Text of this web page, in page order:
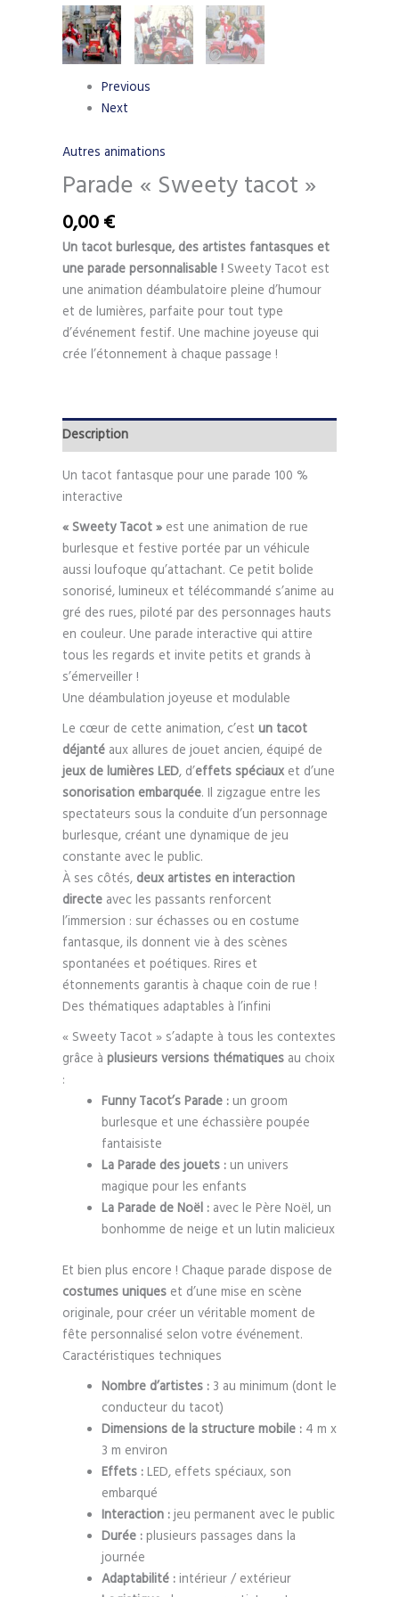
Previous
Next
Autres animations
Parade « Sweety tacot »
0,00 €
Un tacot burlesque, des artistes fantasques et
une parade personnalisable ! Sweety Tacot est
une animation déambulatoire pleine d’humour
et de lumières, parfaite pour tout type
d’événement festif. Une machine joyeuse qui
crée l’étonnement à chaque passage !
Description
Un tacot fantasque pour une parade 100 %
interactive
« Sweety Tacot » est une animation de rue
burlesque et festive portée par un véhicule
aussi loufoque qu’attachant. Ce petit bolide
sonorisé, lumineux et télécommandé s’anime au
gré des rues, piloté par des personnages hauts
en couleur. Une parade interactive qui attire
tous les regards et invite petits et grands à
s’émerveiller !
Une déambulation joyeuse et modulable
Le cœur de cette animation, c’est un tacot
déjanté aux allures de jouet ancien, équipé de
jeux de lumières LED, d’effets spéciaux et d’une
sonorisation embarquée. Il zigzague entre les
spectateurs sous la conduite d’un personnage
burlesque, créant une dynamique de jeu
constante avec le public.
À ses côtés, deux artistes en interaction
directe avec les passants renforcent
l’immersion : sur échasses ou en costume
fantasque, ils donnent vie à des scènes
spontanées et poétiques. Rires et
étonnements garantis à chaque coin de rue !
Des thématiques adaptables à l’infini
« Sweety Tacot » s’adapte à tous les contextes
grâce à plusieurs versions thématiques au choix
:
Funny Tacot’s Parade :un groom
burlesque et une échassière poupée
fantaisiste
La Parade des jouets :un univers
magique pour les enfants
La Parade de Noël :avec le Père Noël, un
bonhomme de neige et un lutin malicieux
Et bien plus encore ! Chaque parade dispose de
costumes uniques et d’une mise en scène
originale, pour créer un véritable moment de
fête personnalisé selon votre événement.
Caractéristiques techniques
Nombre d’artistes :3 au minimum (dont le
conducteur du tacot)
Dimensions de la structure mobile :4 m x
3 m environ
Effets :LED, effets spéciaux, son
embarqué
Interaction :jeu permanent avec le public
Durée :plusieurs passages dans la
journée
Adaptabilité :intérieur / extérieur